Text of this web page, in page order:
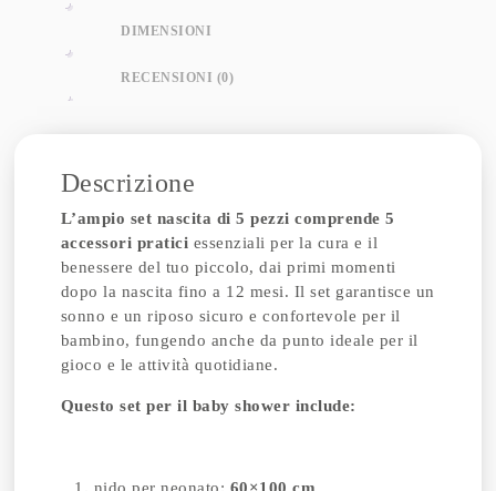
DIMENSIONI
RECENSIONI (0)
Descrizione
L’ampio set nascita di 5 pezzi comprende 5
accessori pratici essenziali per la cura e il
benessere del tuo piccolo, dai primi momenti
dopo la nascita fino a 12 mesi. Il set garantisce un
sonno e un riposo sicuro e confortevole per il
bambino, fungendo anche da punto ideale per il
gioco e le attività quotidiane.
Questo set per il baby shower include: